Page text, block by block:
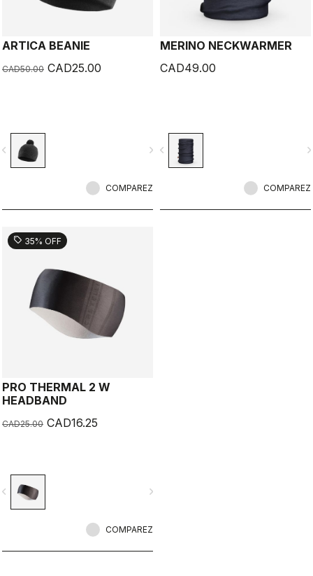
ARTICA BEANIE
CAD50.00 CAD25.00
navigate_next
COMPAREZ
MERINO NECKWARMER
CAD49.00
navigate_before
COMPAREZ
sell 35% OFF
PRO THERMAL 2 W
HEADBAND
CAD25.00 CAD16.25
navigate_next
COMPAREZ